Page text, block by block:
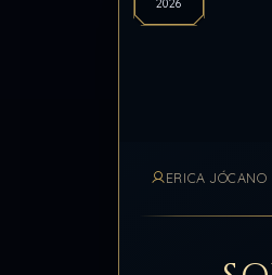
2026
ERICA JÓCANO